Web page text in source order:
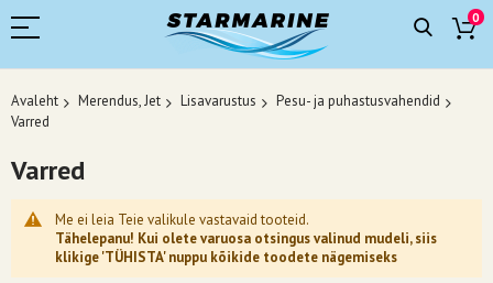
0
Avaleht Merendus, Jet Lisavarustus
Pesu- ja puhastusvahendid
Varred
Varred
Me ei leia Teie valikule vastavaid tooteid.
Tähelepanu! Kui olete varuosa otsingus valinud mudeli, siis
klikige 'TÜHISTA' nuppu kõikide toodete nägemiseks